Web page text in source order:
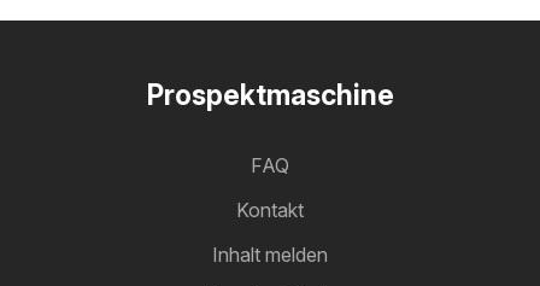
Prospektmaschine
FAQ
Kontakt
Inhalt melden